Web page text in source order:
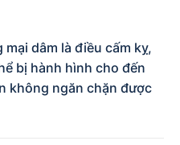
dâm là điều cấm kỵ,
bị hành hình cho đến
không ngăn chặn được